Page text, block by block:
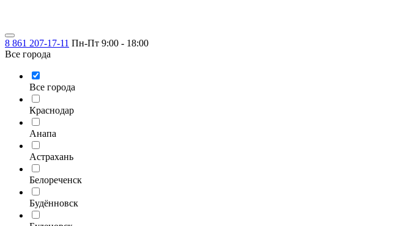
8 861 207-17-11 Пн-Пт 9:00 - 18:00
Все города
Все города
Краснодар
Анапа
Астрахань
Белореченск
Будённовск